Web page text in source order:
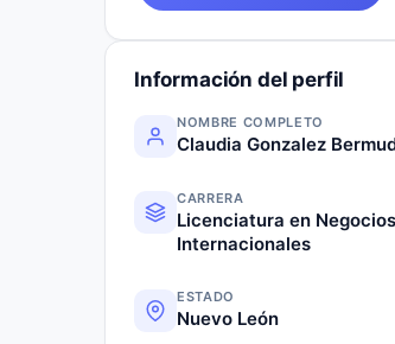
Información del perfil
NOMBRE COMPLETO
Claudia Gonzalez
CARRERA
Licenciatura en Negocios
Internacionales
ESTADO
Nuevo León